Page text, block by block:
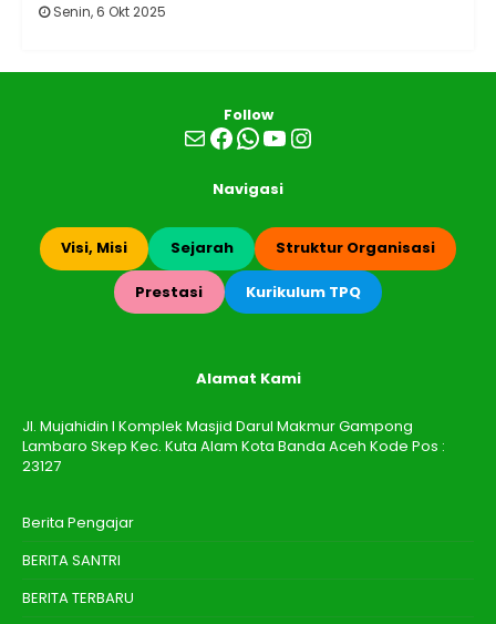
Senin, 6 Okt 2025
Follow
MailFacebook
WhatsApp
YouTube
Instagram
Navigasi
Visi, Misi Sejarah Struktur Organisasi
Prestasi Kurikulum TPQ
Alamat Kami
Jl. Mujahidin I Komplek Masjid Darul Makmur Gampong
Lambaro Skep Kec. Kuta Alam Kota Banda Aceh Kode Pos :
23127
Berita Pengajar
BERITA SANTRI
BERITA TERBARU